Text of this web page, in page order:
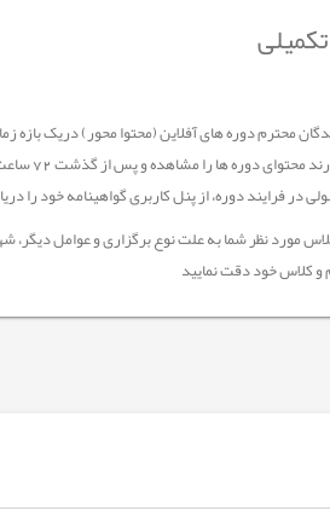
در فرایند دوره، از پنل کاربری گواهینامه خود را
مورد نظر شما به علت نوع برگزاری و عوامل دیگر،
و کلاس خود دقت نمایید